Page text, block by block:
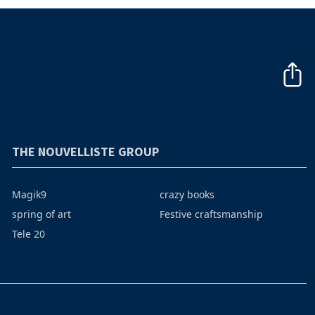
THE NOUVELLISTE GROUP
Magik9
spring of art
Tele 20
crazy books
Festive craftsmanship